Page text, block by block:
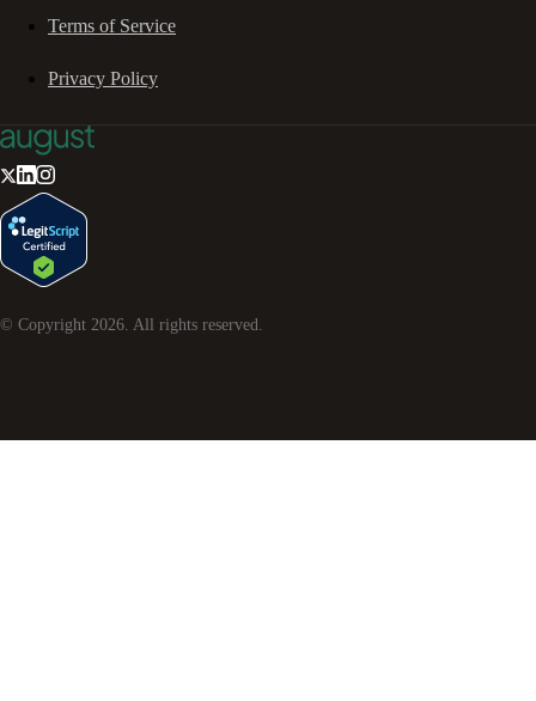
Terms of Service
Privacy Policy
© Copyright 2026 . All rights reserved.